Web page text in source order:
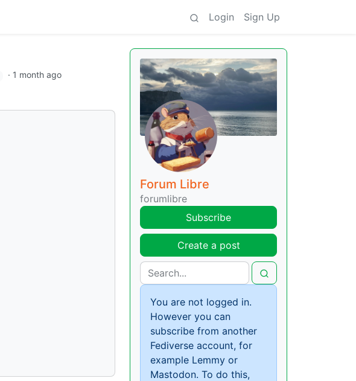
Login Sign Up
· 1 month ago
Forum Libre
forumlibre
Subscribe
Create a post
You are not logged in.
However you can
subscribe from another
Fediverse account, for
example Lemmy or
Mastodon. To do this,